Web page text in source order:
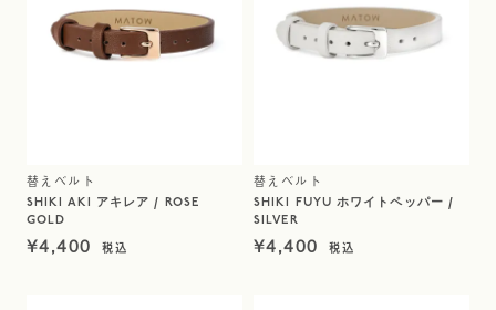
替えベルト
SHIKI AKI アキレア / ROSE
GOLD
¥4,400
替えベルト
SHIKI FUYU ホワイトペッパー /
SILVER
¥4,400